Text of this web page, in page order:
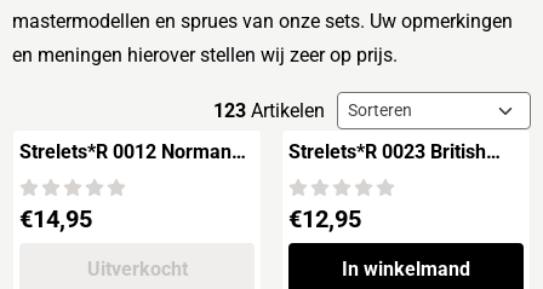
mastermodellen en sprues van onze sets. Uw opmerkingen
en meningen hierover stellen wij zeer op prijs.
123 Artikelen Sorteermethode
Strelets*R 0012 Norman
Cavalry 'The Conquest of
England'
Prijs: 14,95
€14,95
Uitverkocht
Strelets*R 0023 British
Heavy Dragons
Prijs: 12,95
€12,95
In winkelmand